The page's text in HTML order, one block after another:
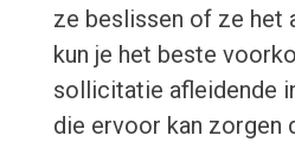
ze beslissen of ze het
kun je het beste
sollicitatie afleidende
die ervoor kan zorgen